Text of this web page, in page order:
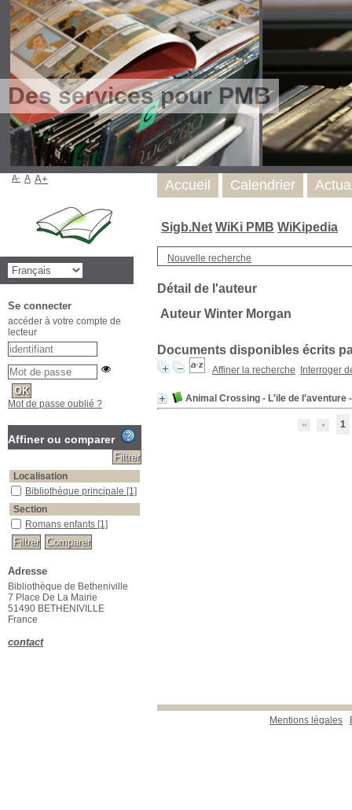
Des services pour PMB
Sigb.Net WiKi PMB WiKipedia
Nouvelle recherche
Détail de l'auteur
Auteur Winter Morgan
Documents disponibles écrits
Affiner la recherche Interroger
Animal Crossing - L'ïle de l'aventure
1
Mentions légales
Accueil Calendrier
A- A A+
Se connecter
accéder à votre compte de
lecteur
Mot de passe oublié ?
Affiner ou comparer
Localisation
Bibliothèque principale [1]
Section
Romans enfants [1]
Adresse
Bibliothèque de Betheniville
7 Place De La Mairie
51490 BETHENIVILLE
France
contact